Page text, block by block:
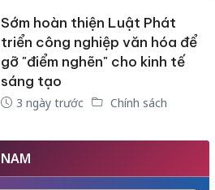
Sớm hoàn thiện Luật Phát
triển công nghiệp văn hóa để
gỡ "điểm nghẽn" cho kinh tế
sáng tạo
3 ngày trước Chính sách